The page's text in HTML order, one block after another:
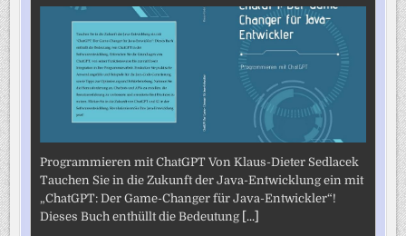
Programmieren mit ChatGPT Von Klaus-Dieter Sedlacek
Tauchen Sie in die Zukunft der Java-Entwicklung ein mit
„ChatGPT: Der Game-Changer für Java-Entwickler“!
Dieses Buch enthüllt die Bedeutung [...]